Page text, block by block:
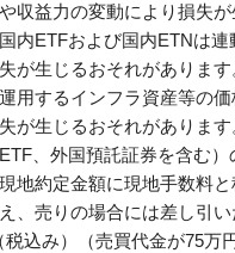
収益力の変動により損失
内ETFおよび国内ETNは連
が生じるおそれがありま
用するインフラ資産等の価
が生じるおそれがあります
、外国預託証券を含む）
地約定金額に現地手数料
、売りの場合には差し引
税込み）（売買代金が75万